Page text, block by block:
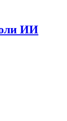
ИИ